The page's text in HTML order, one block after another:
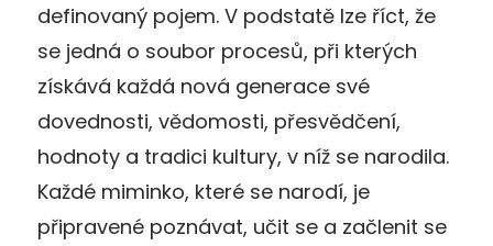
definovaný pojem. V podstatě lze říct, že
se jedná o soubor procesů, při kterých
získává každá nová generace své
dovednosti, vědomosti, přesvědčení,
hodnoty a tradici kultury, v níž se narodila.
Každé miminko, které se narodí, je
připravené poznávat, učit se a začlenit se